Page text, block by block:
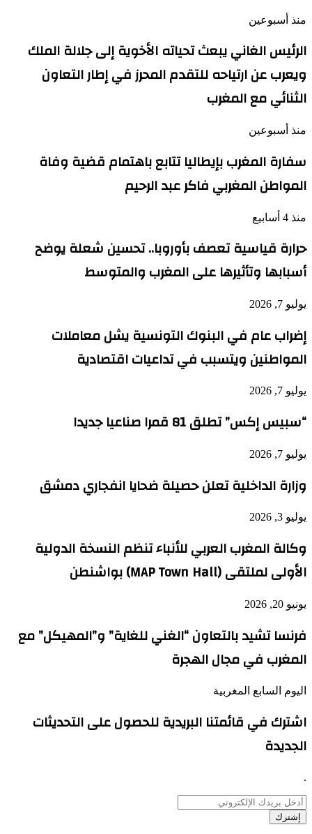
منذ أسبوعين
الرئيس الغاني يبعث تحياته الأخوية إلى جلالة الملك
ويعرب عن ارتياحه للتقدم المحرز في إطار التعاون
الثنائي مع المغرب
منذ أسبوعين
سفارة المغرب بإيطاليا تتابع باهتمام قضية وفاة
المواطن المغربي فاكر عبد الرحيم
منذ 4 أسابيع
حرارة قياسية تعصف بأوروبا.. تحسين شعلة يوضح
أسبابها وتأثيرها على المغرب والمتوسط
يوليو 7, 2026
إضراب عام في البنوك التونسية يشل معاملات
المواطنين ويتسبب في تداعيات اقتصادية
يوليو 7, 2026
“سبيس إكس” تطلق 81 قمرا صناعيا جديدا
يوليو 7, 2026
وزارة الداخلية تعلن حصيلة ضحايا انفجاري دمشق
يوليو 3, 2026
وكالة المغرب العربي للأنباء تنظم النسخة الدولية
الأولى لملتقى (MAP Town Hall) بواشنطن
يونيو 20, 2026
فرنسا تشيد بالتعاون “الغني للغاية” و”المهيكل” مع
المغرب في مجال الهجرة
اليوم السابع المغربية
اشترك في قائمتنا البريدية للحصول على التحديثات
الجديدة
.
أدخل
بريدك
الإلكتروني